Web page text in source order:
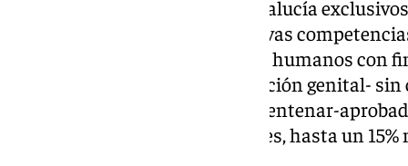
Los 21 juzgados que hay en Andalucía
asumen desde este viernes nuevas
pareja o expareja, trata de seres humanos con
matrimonios forzados y mutilación genital- sin
refuerzo -de un total de medio centenar-
según las primeras estimaciones, hasta un